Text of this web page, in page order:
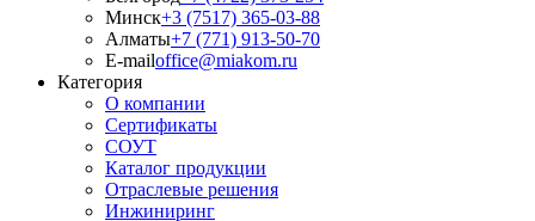
Минск+3 (7517) 365-03-88
Алматы+7 (771) 913-50-70
E-mailoffice@miakom.ru
Категория
О компании
Сертификаты
СОУТ
Каталог продукции
Отраслевые решения
Инжиниринг